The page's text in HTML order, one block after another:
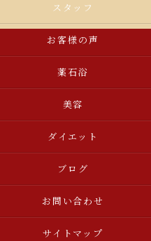
スタッフ
お客様の声
薬石浴
美容
ダイエット
ブログ
お問い合わせ
サイトマップ